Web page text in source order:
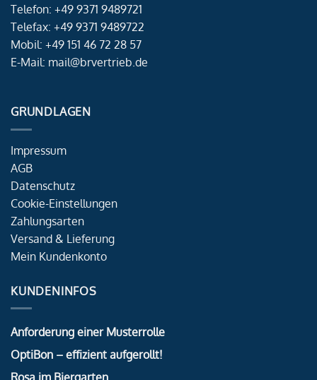
Telefon: +49 9371 9489721
Telefax: +49 9371 9489722
Mobil: +49 151 46 72 28 57
E-Mail: mail@brvertrieb.de
GRUNDLAGEN
Impressum
AGB
Datenschutz
Cookie-Einstellungen
Zahlungsarten
Versand & Lieferung
Mein Kundenkonto
KUNDENINFOS
Anforderung einer Musterrolle
OptiBon – effizient aufgerollt!